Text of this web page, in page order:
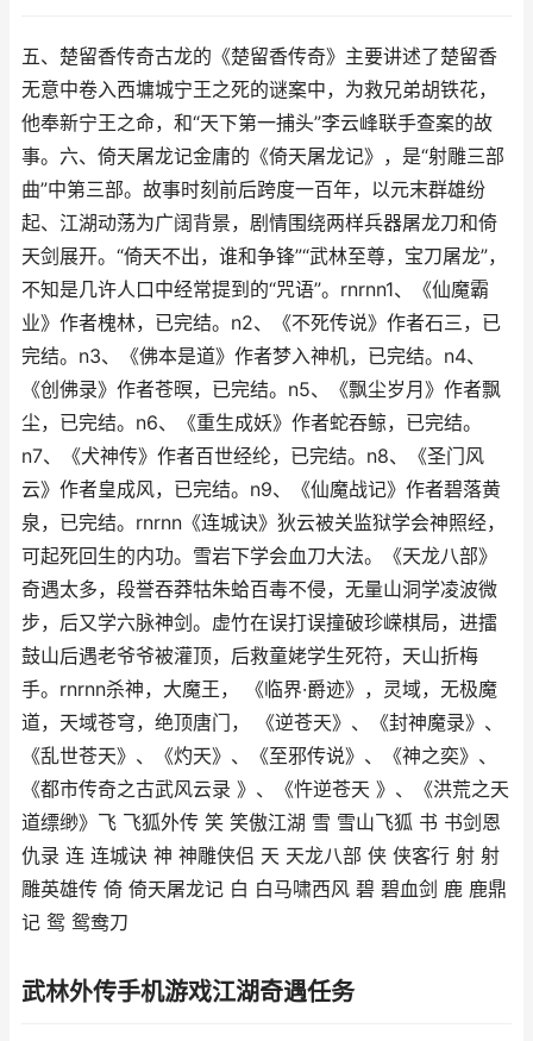
五、楚留香传奇古龙的《楚留香传奇》主要讲述了楚留香
无意中卷入西墉城宁王之死的谜案中，为救兄弟胡铁花，
他奉新宁王之命，和“天下第一捕头”李云峰联手查案的故
事。六、倚天屠龙记金庸的《倚天屠龙记》，是“射雕三部
曲”中第三部。故事时刻前后跨度一百年，以元末群雄纷
起、江湖动荡为广阔背景，剧情围绕两样兵器屠龙刀和倚
天剑展开。“倚天不出，谁和争锋”“武林至尊，宝刀屠龙”，
不知是几许人口中经常提到的“咒语”。rnrnn1、《仙魔霸
业》作者槐林，已完结。n2、《不死传说》作者石三，已
完结。n3、《佛本是道》作者梦入神机，已完结。n4、
《创佛录》作者苍暝，已完结。n5、《飘尘岁月》作者飘
尘，已完结。n6、《重生成妖》作者蛇吞鲸，已完结。
n7、《犬神传》作者百世经纶，已完结。n8、《圣门风
云》作者皇成风，已完结。n9、《仙魔战记》作者碧落黄
泉，已完结。rnrnn《连城诀》狄云被关监狱学会神照经，
可起死回生的内功。雪岩下学会血刀大法。《天龙八部》
奇遇太多，段誉吞莽牯朱蛤百毒不侵，无量山洞学凌波微
步，后又学六脉神剑。虚竹在误打误撞破珍嵘棋局，进擂
鼓山后遇老爷爷被灌顶，后救童姥学生死符，天山折梅
手。rnrnn杀神，大魔王， 《临界·爵迹》，灵域，无极魔
道，天域苍穹，绝顶唐门， 《逆苍天》、《封神魔录》、
《乱世苍天》、《灼天》、《至邪传说》、《神之奕》、
《都市传奇之古武风云录 》、《忤逆苍天 》、《洪荒之天
道缥缈》飞 飞狐外传 笑 笑傲江湖 雪 雪山飞狐 书 书剑恩
仇录 连 连城诀 神 神雕侠侣 天 天龙八部 侠 侠客行 射 射
雕英雄传 倚 倚天屠龙记 白 白马啸西风 碧 碧血剑 鹿 鹿鼎
记 鸳 鸳鸯刀
武林外传手机游戏江湖奇遇任务